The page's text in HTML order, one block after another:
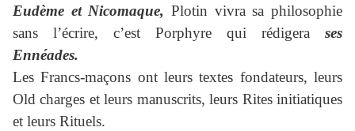
Eudème et Nicomaque, Plotin vivra sa philosophie
sans l’écrire, c’est Porphyre qui rédigera ses
Ennéades.
Les Francs-maçons ont leurs textes fondateurs, leurs
Old charges et leurs manuscrits, leurs Rites initiatiques
et leurs Rituels.